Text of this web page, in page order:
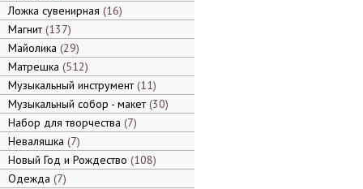
Ложка сувенирная 16
Магнит 137
Майолика 29
Матрешка 512
Музыкальный инструмент 11
Музыкальный собор - макет 30
Набор для творчества 7
Неваляшка 7
Новый Год и Рождество 108
Одежда 7